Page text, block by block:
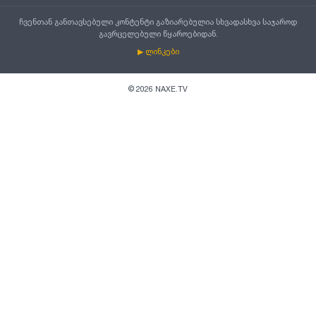
ჩვენთან განთავსებული კონტენტი გაზიარებულია სხვადასხვა საჯაროდ
გავრცელებული წყაროებიდან.
▶ ლინკები
© 2026 NAXE.TV